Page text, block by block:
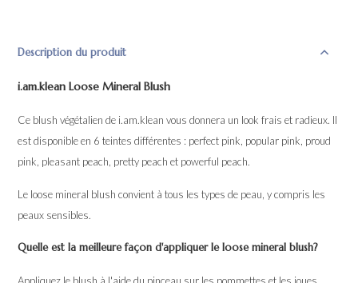
Description du produit
i.am.klean Loose Mineral Blush
Ce blush végétalien de i.am.klean vous donnera un look frais et radieux. Il
est disponible en 6 teintes différentes : perfect pink, popular pink, proud
pink, pleasant peach, pretty peach et powerful peach.
Le loose mineral blush convient à tous les types de peau, y compris les
peaux sensibles.
Quelle est la meilleure façon d'appliquer le loose mineral blush?
Appliquez le blush à l'aide du pinceau sur les pommettes et les joues.